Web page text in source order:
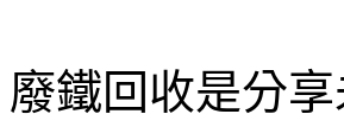
廢鐵回收是分